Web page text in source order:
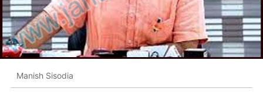
Manish Sisodia